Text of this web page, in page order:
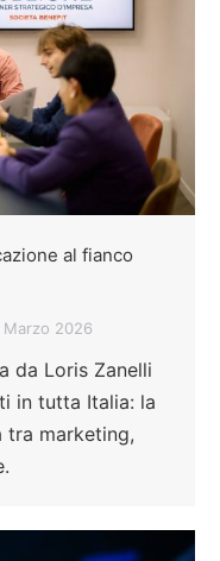
al fianco
Marzo 2026
da Loris Zanelli
in tutta Italia: la
tra marketing,